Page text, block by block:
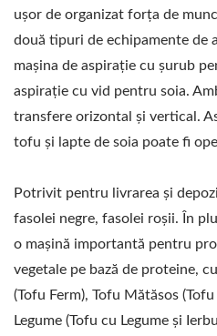
ușor de organizat forța de
două tipuri de echipamente de
mașina de aspirație cu șurub
aspirație cu vid pentru soia.
transfere orizontal și vertical.
tofu și lapte de soia poate fi
Potrivit pentru livrarea și
fasolei negre, fasolei roșii. În
o mașină importantă pentru
vegetale pe bază de proteine,
(Tofu Ferm), Tofu Mătăsos
Legume (Tofu cu Legume și